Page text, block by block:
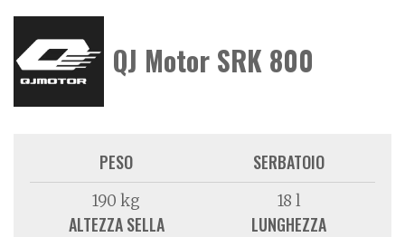
QJ Motor SRK 800
PESO
190 kg
SERBATOIO
18 l
ALTEZZA SELLA LUNGHEZZA